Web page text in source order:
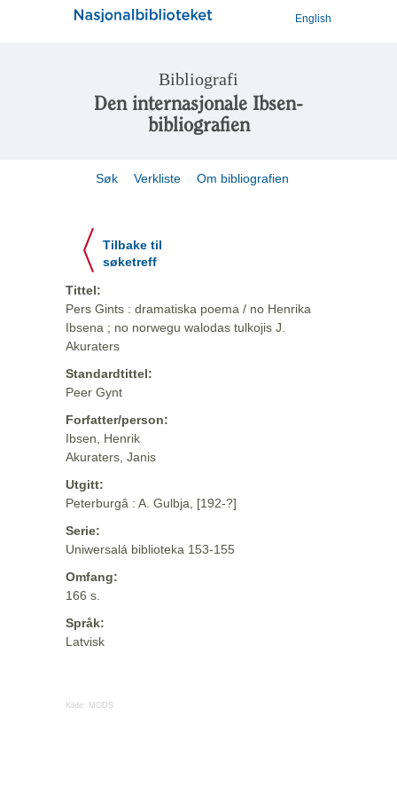
English
Bibliografi
Den internasjonale Ibsen-
bibliografien
Søk Verkliste Om bibliografien
Tilbake til
søketreff
Tittel:
Pers Gints : dramatiska poema / no Henrika
Ibsena ; no norwegu walodas tulkojis J.
Akuraters
Standardtittel:
Peer Gynt
Forfatter/person:
Ibsen, Henrik
Akuraters, Janis
Utgitt:
Peterburgâ : A. Gulbja, [192-?]
Serie:
Uniwersalá biblioteka 153-155
Omfang:
166 s.
Språk:
Latvisk
Kilde: MODS